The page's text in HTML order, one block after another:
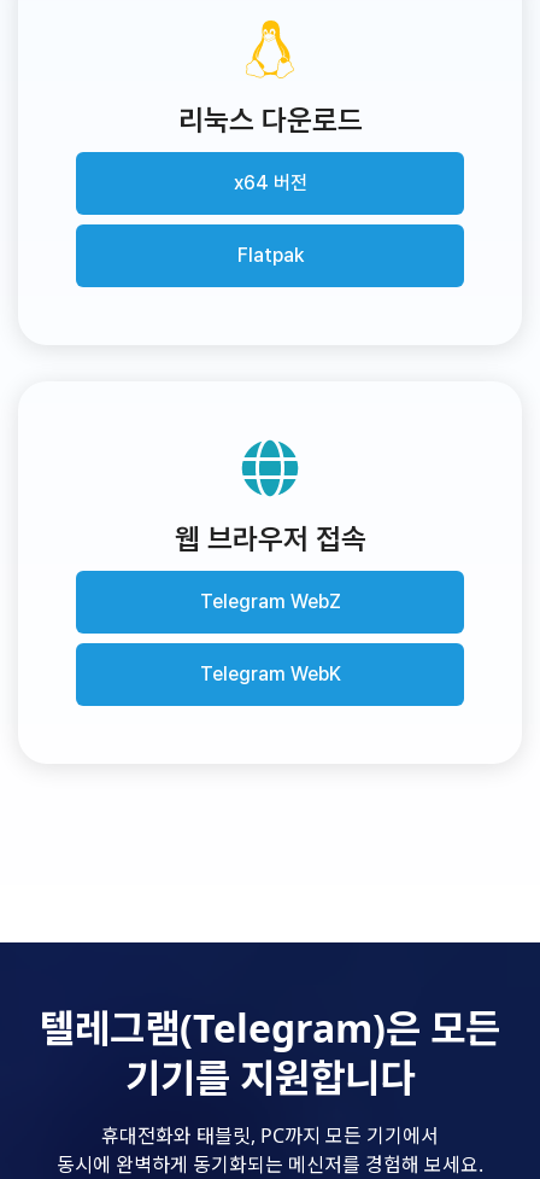
리눅스 다운로드
x64 버전
Flatpak
웹 브라우저 접속
Telegram WebZ
Telegram WebK
텔레그램(Telegram)은 모든
기기를 지원합니다
휴대전화와 태블릿, PC까지 모든 기기에서
동시에 완벽하게 동기화되는 메신저를 경험해 보세요.